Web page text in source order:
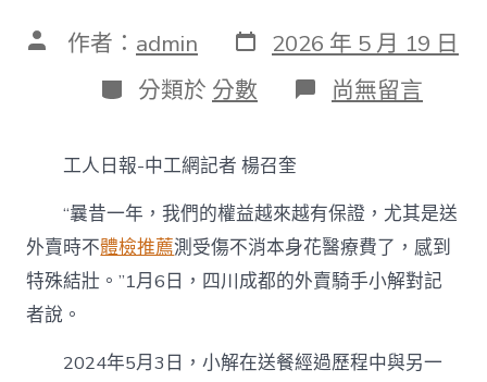
文 作者： admin 發
表
日
期
2026 年 5 月 19 日
分
類
分類於 分數 在
〈2025
殊
報
道
丨
新
群
體
尚無留言
工人日報-中工網記者 楊召奎
“曩昔一年，我們的權益越來越有保證，尤其是送
外賣時不體檢推薦測受傷不消本身花醫療費了，感到
特殊結壯。”1月6日，四川成都的外賣騎手小解對記
者說。
2024年5月3日，小解在送餐經過歷程中與另一